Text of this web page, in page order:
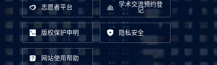
志愿者平台
学术交流预约登
记
版权保护申明 隐私安全
网站使用帮助